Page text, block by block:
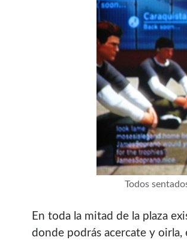
Todos
En toda la mitad de la plaza
donde podrás acercate y